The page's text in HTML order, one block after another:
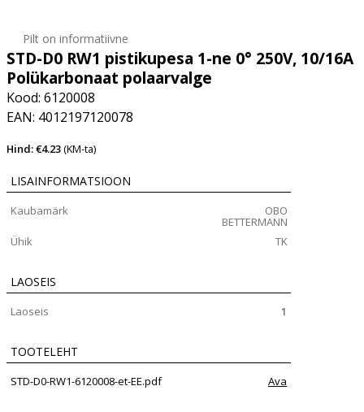
Pilt on informatiivne
STD-D0 RW1 pistikupesa 1-ne 0° 250V, 10/16A
Polükarbonaat polaarvalge
Kood: 6120008
EAN: 4012197120078
Hind: €4.23(KM-ta)
LISAINFORMATSIOON
Kaubamärk OBO
BETTERMANN
Ühik
TK
LAOSEIS
Laoseis 1
TOOTELEHT
STD-D0-RW1-6120008-et-EE.pdf Ava